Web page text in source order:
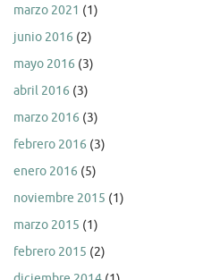
marzo 2021 (1)
junio 2016 (2)
mayo 2016 (3)
abril 2016 (3)
marzo 2016 (3)
febrero 2016 (3)
enero 2016 (5)
noviembre 2015 (1)
marzo 2015 (1)
febrero 2015 (2)